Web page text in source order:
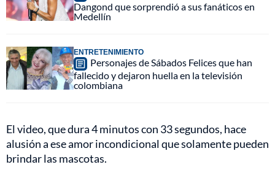
Dangond que sorprendió a sus fanáticos en
Medellín
ENTRETENIMIENTO
Personajes de Sábados Felices que han
fallecido y dejaron huella en la televisión
colombiana
El video, que dura 4 minutos con 33 segundos, hace
alusión a ese amor incondicional que solamente pueden
brindar las mascotas.